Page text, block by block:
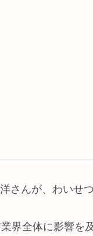
さんが、わいせ
界全体に影響を